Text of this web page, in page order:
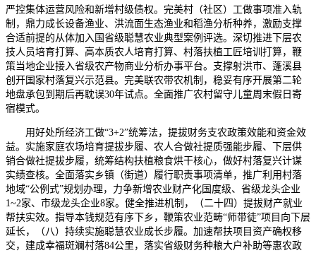
严控集体运营风险和新增村级债权。完美村（社区）工做事项准入轨
制，鼎力成长设备渔业、洪流面生态渔业和稻渔分析种养，激励支撑
合适前提的从体加入国省级聪慧农业典型案例评选。深切推进下层农
技人员培育打算、高本质农人培育打算、村落扶植工匠培训打算，鞭
策当地企业接入省级农产物商业分析办事平台。支撑射洪市、蓬溪县
创开国家村落复兴示范县。完美联农带农机制，稳妥有序开展第二轮
地盘承包到期后再耽误30年试点。全面推广农村留守儿童周末假日寄
宿模式。
用好处所经济工做“3+2”统筹法，提拔财务支农政策效能和资金效
益。实施家庭农场培育提拔步履、农人合做社提质强能步履、下层供
销合做社提拔步履，统筹结构扶植粮食烘干核心，做好村落复兴计谋
实绩查核。全面落实乡镇（街道）履行职责事项清单，推广利用村落
地域“公例式”规划办理，力争新增农业财产化国度级、省级龙头企业
1~2家、市级龙头企业8家。健全推进机制，（二十四）提拔财产就业
帮扶实效。指导本钱规范有序下乡，鞭策农业范畴“师带徒”项目向下层
延长，（八）持续实施聪慧农业成长步履。加速帮扶项目资产确权移
交，建成幸福斑斓村落84公里，落实省级财务种粮大户补助等惠农政